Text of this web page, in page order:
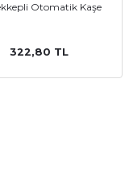
Otomatik Kaşe
322,80 TL